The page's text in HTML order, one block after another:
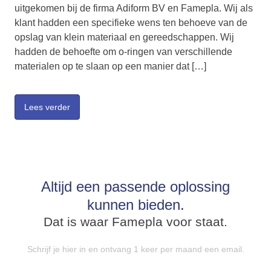
uitgekomen bij de firma Adiform BV en Famepla. Wij als
klant hadden een specifieke wens ten behoeve van de
opslag van klein materiaal en gereedschappen. Wij
hadden de behoefte om o-ringen van verschillende
materialen op te slaan op een manier dat […]
Lees verder
Altijd een passende oplossing
kunnen bieden.
Dat is waar Famepla voor staat.
Schrijf je hier in en ontvang 1 keer per maand een email.